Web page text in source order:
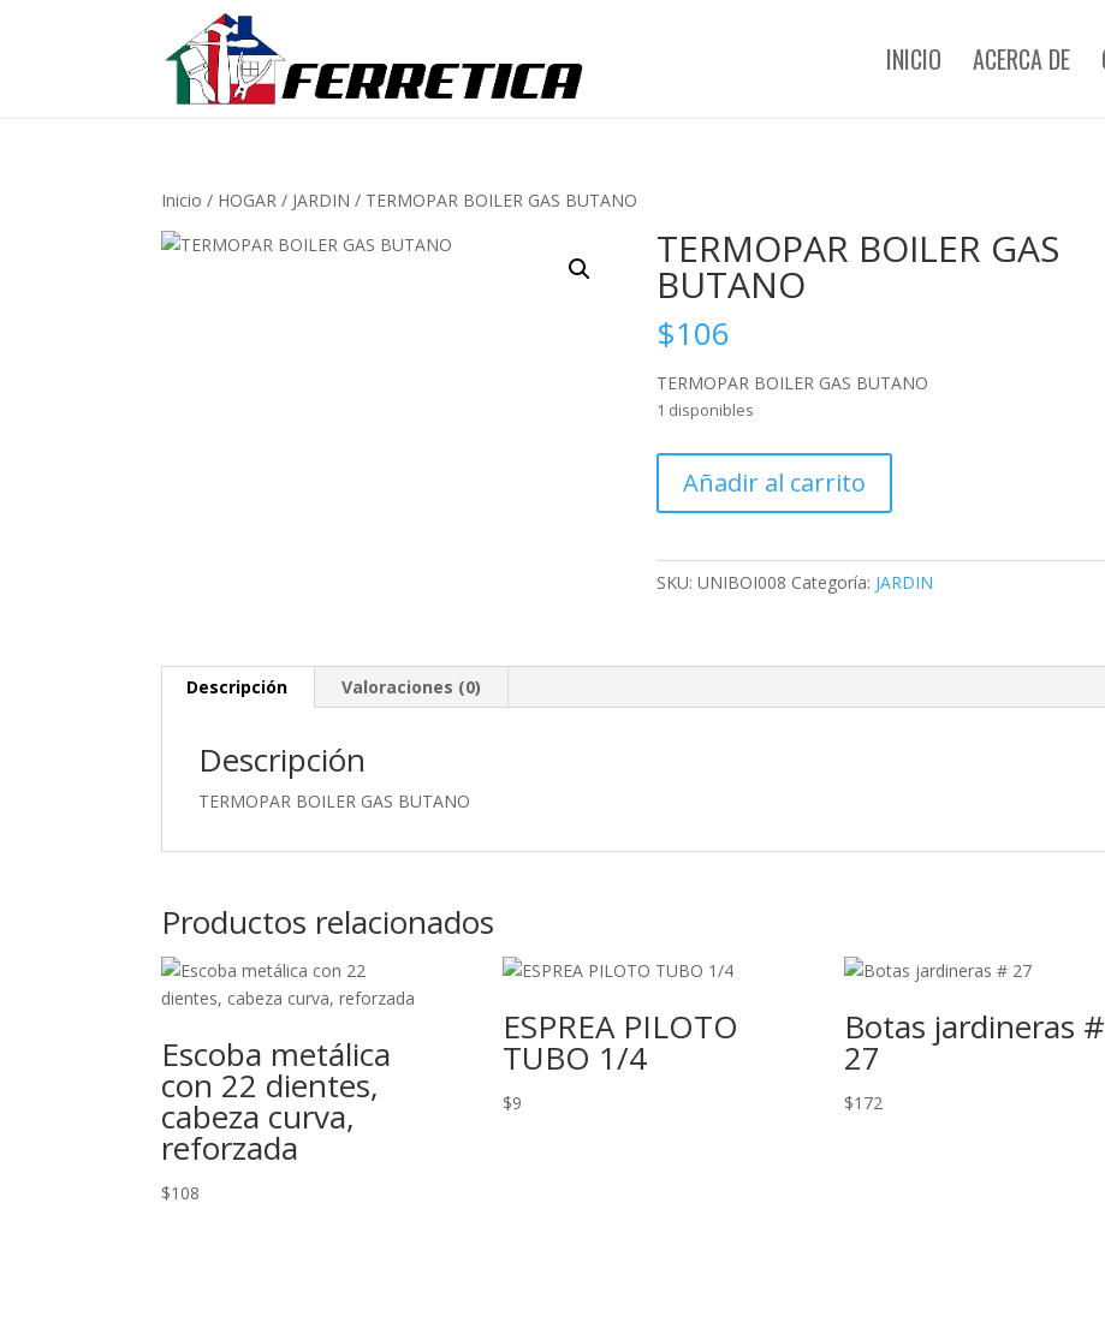
INICIO ACERCA DE
Inicio / HOGAR / JARDIN / TERMOPAR BOILER GAS BUTANO
TERMOPAR BOILER GAS
BUTANO
$106
TERMOPAR BOILER GAS BUTANO
1 disponibles
BOILER
GAS
cantidad
Añadir al carrito
SKU:UNIBOI008 Categoría: JARDIN
Descripción Valoraciones (0)
Descripción
TERMOPAR BOILER GAS BUTANO
Productos relacionados
Escoba metálica
con 22 dientes,
cabeza curva,
reforzada
$108
ESPREA PILOTO
TUBO 1/4
$9
Botas jardineras #
27
$172